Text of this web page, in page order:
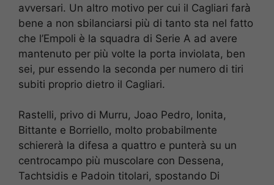
avversari. Un altro motivo per cui il Cagliari farà
bene a non sbilanciarsi più di tanto sta nel fatto
che l’Empoli è la squadra di Serie A ad avere
mantenuto per più volte la porta inviolata, ben
sei, pur essendo la seconda per numero di tiri
subiti proprio dietro il Cagliari.
Rastelli, privo di Murru, Joao Pedro, Ionita,
Bittante e Borriello, molto probabilmente
schiererà la difesa a quattro e punterà su un
centrocampo più muscolare con Dessena,
Tachtsidis e Padoin titolari, spostando Di